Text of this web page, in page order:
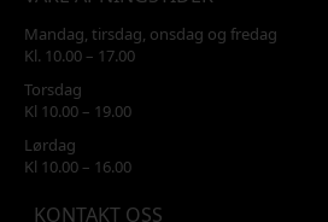
Mandag, tirsdag, onsdag og fredag
Kl. 10.00 – 17.00
Torsdag
Kl 10.00 – 19.00
Lørdag
Kl 10.00 – 16.00
KONTAKT OSS